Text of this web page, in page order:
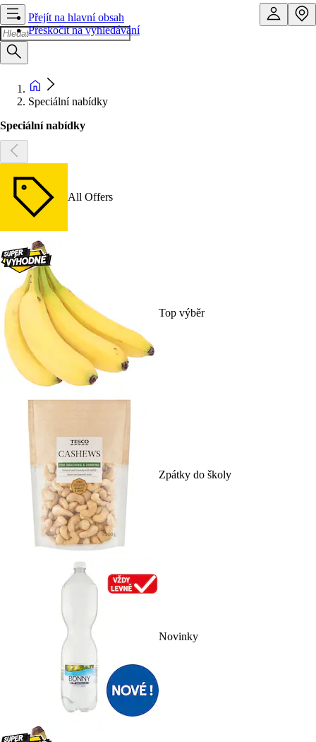
Přejít na hlavní obsah
Přeskočit na vyhledávání
Speciální nabídky
Speciální nabídky
All Offers
Top výběr
Zpátky do školy
Novinky